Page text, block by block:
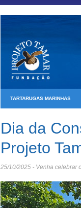
TARTARUGAS MARINHAS
Dia da
Projeto
25/10/2025 - Venha celebrar